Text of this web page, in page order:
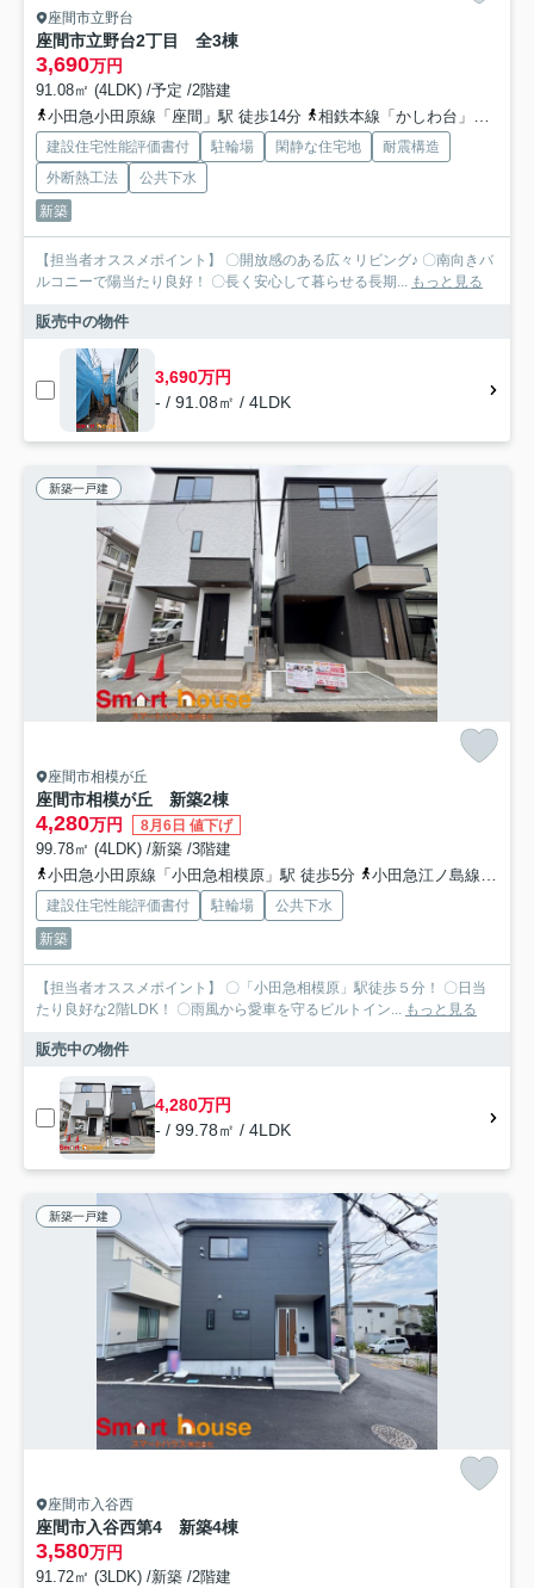
座間市立野台
座間市立野台2丁目 全3棟
3,690万円
91.08㎡ (4LDK) /予定 /2階建
小田急小田原線「座間」駅 徒歩14分
相鉄本線「かしわ台」駅 徒歩27分
建設住宅性能評価書付 駐輪場 閑静な住宅地
耐震構造
外断熱工法
公共下水
新築
【担当者オススメポイント】 〇開放感のある広々リビング♪ 〇南向きバ
ルコニーで陽当たり良好！ 〇長く安心して暮らせる長期... もっと見る
販売中の物件
3,690万円
- / 91.08㎡ / 4LDK
新築一戸建
座間市相模が丘
座間市相模が丘 新築2棟
4,280万円 8月6日 値下げ
99.78㎡ (4LDK) /新築 /3階建
小田急小田原線「小田急相模原」駅 徒歩5分
小田急江ノ島線「東林間」駅 徒歩23分
建設住宅性能評価書付 駐輪場
公共下水
新築
【担当者オススメポイント】 〇「小田急相模原」駅徒歩５分！ 〇日当
たり良好な2階LDK！ 〇雨風から愛車を守るビルトイン... もっと見る
販売中の物件
4,280万円
- / 99.78㎡ / 4LDK
新築一戸建
座間市入谷西
座間市入谷西第4 新築4棟
3,580万円
91.72㎡ (3LDK) /新築 /2階建